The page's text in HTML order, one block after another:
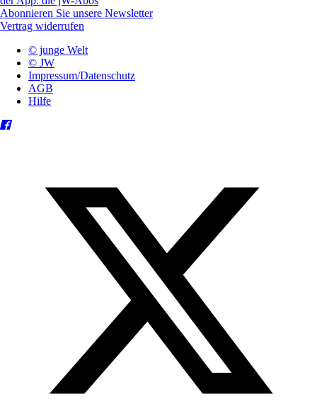
Abonnieren Sie unsere Newsletter
Vertrag widerrufen
© junge Welt
© JW
Impressum/Datenschutz
AGB
Hilfe